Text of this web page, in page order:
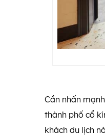
Cần nhấn
thành phố cổ
khách du lịch